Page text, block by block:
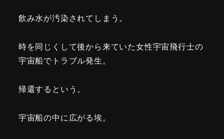
飲み水が汚染されてしまう。
時を同じくして後から来ていた女性宇宙飛行士の
宇宙船でトラブル発生。
帰還するという。
宇宙船の中に広がる埃。